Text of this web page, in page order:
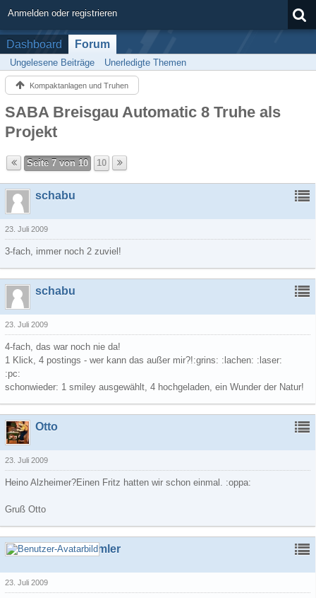
Anmelden oder registrieren
Dashboard Forum
Ungelesene Beiträge Unerledigte Themen
Kompaktanlagen und Truhen
SABA Breisgau Automatic 8 Truhe als
Projekt
Seite 7 von 10 10
schabu
23. Juli 2009
3-fach, immer noch 2 zuviel!
schabu
23. Juli 2009
4-fach, das war noch nie da!
1 Klick, 4 postings - wer kann das außer mir?!:grins: :lachen: :laser:
:pc:
schonwieder: 1 smiley ausgewählt, 4 hochgeladen, ein Wunder der Natur!
Otto
23. Juli 2009
Heino Alzheimer?Einen Fritz hatten wir schon einmal. :oppa:
Gruß Otto
Schrottsammler
23. Juli 2009